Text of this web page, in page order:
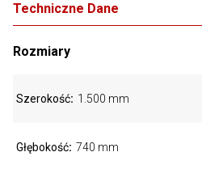
Techniczne Dane
Rozmiary
Szerokość 1.500 mm
Głębokość 740 mm